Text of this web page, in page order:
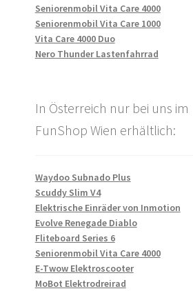
Seniorenmobil Vita Care 4000
Seniorenmobil Vita Care 1000
Vita Care 4000 Duo
Nero Thunder Lastenfahrrad
In Österreich nur bei uns im
FunShop Wien erhältlich:
Waydoo Subnado Plus
Scuddy Slim V4
Elektrische Einräder von Inmotion
Evolve Renegade Diablo
Fliteboard Series 6
Seniorenmobil Vita Care 4000
E-Twow Elektroscooter
MoBot Elektrodreirad